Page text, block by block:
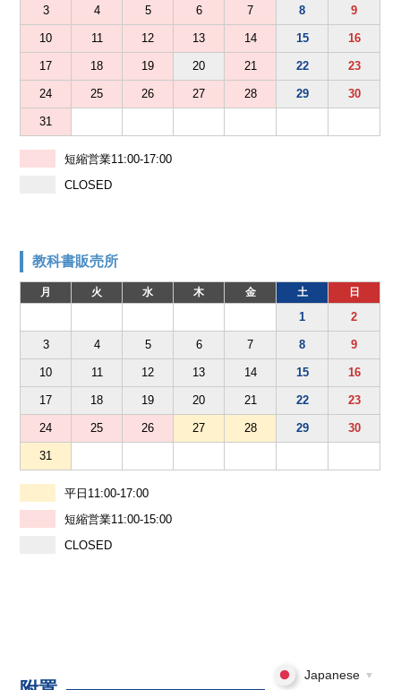
3 4 5 6 7 8 9
10 11 12 13 14 15 16
17 18 19 20 21 22 23
24 25 26 27 28 29 30
31
短縮営業11:00-17:00
CLOSED
教科書販売所
月 火 水 木 金 土 日
1 2
3 4 5 6 7 8 9
10 11 12 13 14 15 16
17 18 19 20 21 22 23
24 25 26 27 28 29 30
31
平日11:00-17:00
短縮営業11:00-15:00
CLOSED
Japanese ▼